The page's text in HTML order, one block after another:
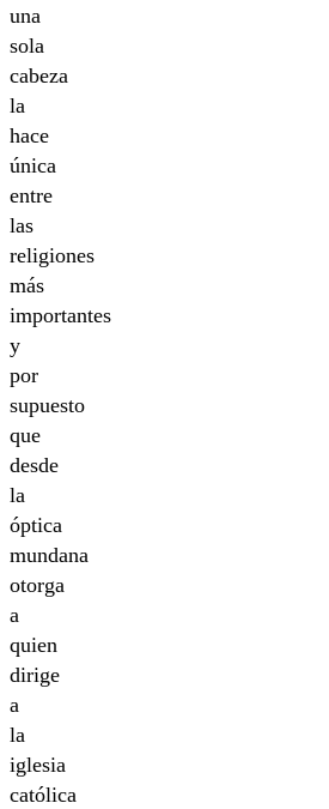
una
sola
cabeza
la
hace
única
entre
las
religiones
más
importantes
y
por
supuesto
que
desde
la
óptica
mundana
otorga
a
quien
dirige
a
la
iglesia
católica